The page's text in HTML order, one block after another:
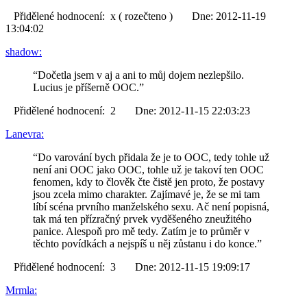
Přidělené hodnocení: x ( rozečteno ) Dne: 2012-11-19
13:04:02
shadow:
“Dočetla jsem v aj a ani to můj dojem nezlepšilo.
Lucius je příšerně OOC.”
Přidělené hodnocení: 2 Dne: 2012-11-15 22:03:23
Lanevra:
“Do varování bych přidala že je to OOC, tedy tohle už
není ani OOC jako OOC, tohle už je takoví ten OOC
fenomen, kdy to člověk čte čistě jen proto, že postavy
jsou zcela mimo charakter. Zajímavé je, že se mi tam
líbí scéna prvního manželského sexu. Ač není popisná,
tak má ten přízračný prvek vyděšeného zneužitého
panice. Alespoň pro mě tedy. Zatím je to průměr v
těchto povídkách a nejspíš u něj zůstanu i do konce.”
Přidělené hodnocení: 3 Dne: 2012-11-15 19:09:17
Mrmla: